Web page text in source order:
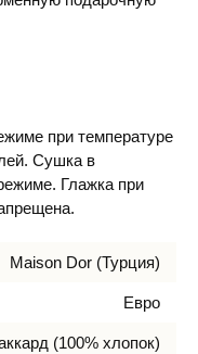
при температуре
Сушка в
Глажка при
Maison Dor (Турция)
Евро
(100% хлопок)